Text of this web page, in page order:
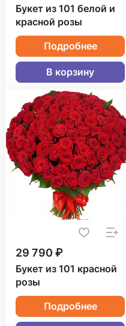
Букет из 101 белой и
красной розы
Подробнее
В корзину
29 790 ₽
Букет из 101 красной
розы
Подробнее